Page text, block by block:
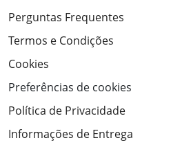
Perguntas Frequentes
Termos e Condições
Cookies
Preferências de cookies
Política de Privacidade
Informações de Entrega